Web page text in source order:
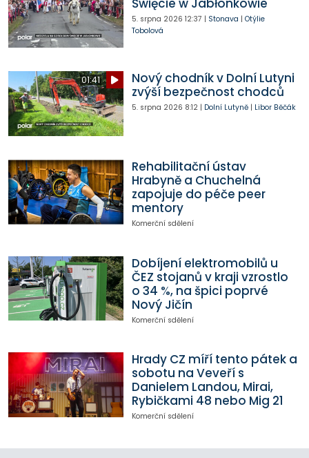
Święcie w Jabłonkowie
5. srpna 2026 12:37 | Stonava | Otýlie
Tobolová
01:41
Nový chodník v Dolní Lutyni
zvýší bezpečnost chodců
5. srpna 2026 8:12| Dolní Lutyně| Libor Běčák
Rehabilitační ústav
Hrabyně a Chuchelná
zapojuje do péče peer
mentory
Komerční sdělení
Dobíjení elektromobilů u
ČEZ stojanů v kraji vzrostlo
o 34 %, na špici poprvé
Nový Jičín
Komerční sdělení
Hrady CZ míří tento pátek a
sobotu na Veveří s
Danielem Landou, Mirai,
Rybičkami 48 nebo Mig 21
Komerční sdělení